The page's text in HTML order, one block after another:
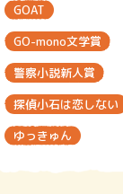
GOAT
GO-mono文学賞
警察小説新人賞
探偵小石は恋しない
ゆっきゅん